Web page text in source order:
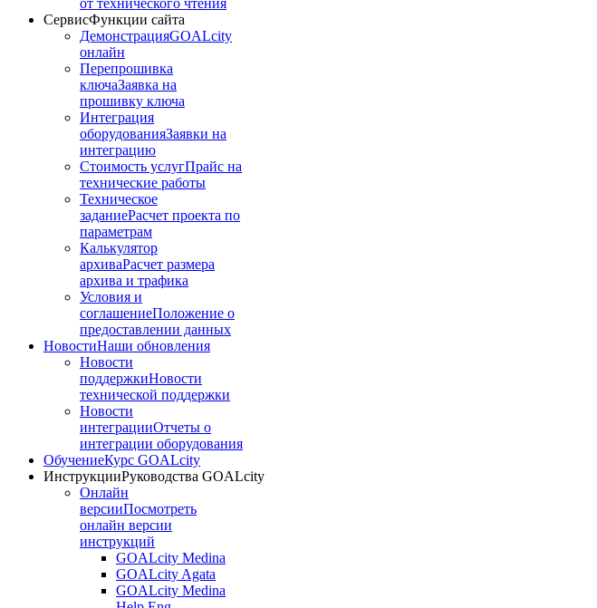
от технического чтения
СервисФункции сайта
ДемонстрацияGOALcity
онлайн
Перепрошивка
ключаЗаявка на
прошивку ключа
Интеграция
оборудованияЗаявки на
интеграцию
Стоимость услугПрайс на
технические работы
Техническое
заданиеРасчет проекта по
параметрам
Калькулятор
архиваРасчет размера
архива и трафика
Условия и
соглашениеПоложение о
предоставлении данных
НовостиНаши обновления
Новости
поддержкиНовости
технической поддержки
Новости
интеграцииОтчеты о
интеграции оборудования
ОбучениеКурс GOALcity
ИнструкцииРуководства GOALcity
Онлайн
версииПосмотреть
онлайн версии
инструкций
GOALcity Medina
GOALcity Agata
GOALcity Medina